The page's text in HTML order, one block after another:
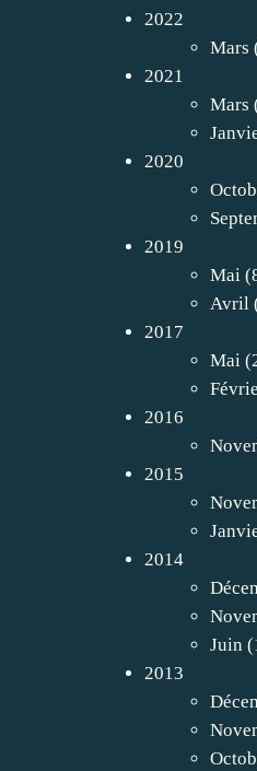
2022
Mars
2021
Mars
2020
2019
Mai
Avril
2017
Mai
2016
2015
2014
Juin
2013